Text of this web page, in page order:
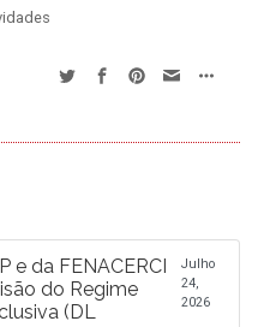
e da FENACERCI
do Regime
(DL
Julho
24,
2026